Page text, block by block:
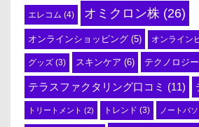
エレコム (4) オミクロン株 (26)
オンラインショッピング (5) オンライン
グッズ (3) スキンケア (6) テクノロジー
テラスファクタリング口コミ (11)
トリートメント (2) トレンド (3) ノートパ